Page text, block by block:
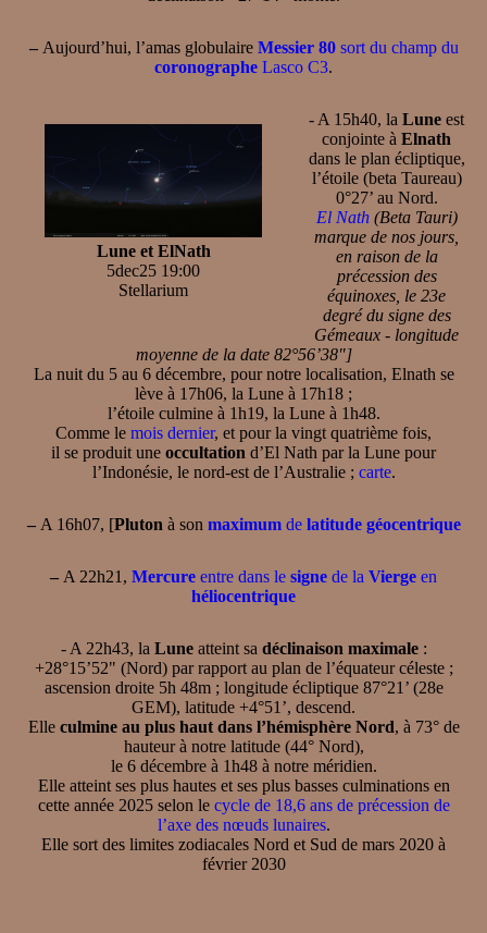
–Aujourd’hui, l’amas globulaire Messier 80sort du champ du
coronographe Lasco C3.
Lune et ElNath
5dec25 19:00
Stellarium
- A 15h40, la Lune est
conjointe à Elnath
dans le plan écliptique,
l’étoile (beta Taureau)
0°27’ au Nord.
El Nath(Beta Tauri)
marque de nos jours,
en raison de la
précession des
équinoxes, le 23e
degré du signe des
Gémeaux - longitude
moyenne de la date 82°56’38"]
La nuit du 5 au 6 décembre, pour notre localisation, Elnath se
lève à 17h06, la Lune à 17h18 ;
l’étoile culmine à 1h19, la Lune à 1h48.
Comme le mois dernier, et pour la vingt quatrième fois,
il se produit une occultation d’El Nath par la Lune pour
l’Indonésie, le nord-est de l’Australie ; carte.
–A 16h07, [Pluton à son maximumde latitude géocentrique
– A 22h21, Mercure entre dans le signe de la Vierge en
héliocentrique
- A 22h43, la Luneatteint sa déclinaison maximale:
+28°15’52" (Nord) par rapport au plan de l’équateur céleste ;
ascension droite 5h 48m ; longitude écliptique 87°21’ (28e
GEM), latitude +4°51’, descend.
Elle culmine au plus haut dans l’hémisphère Nord, à 73° de
hauteur à notre latitude (44° Nord),
le 6 décembre à 1h48 à notre méridien.
Elle atteint ses plus hautes et ses plus basses culminations en
cette année 2025 selon le cycle de 18,6 ans de précession de
l’axe des nœuds lunaires.
Elle sort des limites zodiacales Nord et Sud de mars 2020 à
février 2030